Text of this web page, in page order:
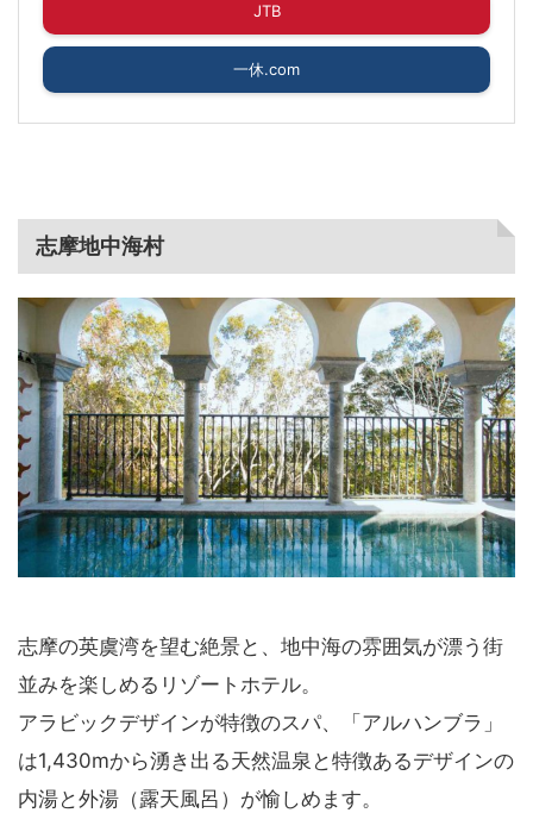
JTB
一休.com
志摩地中海村
志摩の英虞湾を望む絶景と、地中海の雰囲気が漂う街
並みを楽しめるリゾートホテル。
アラビックデザインが特徴のスパ、「アルハンブラ」
は1,430mから湧き出る天然温泉と特徴あるデザインの
内湯と外湯（露天風呂）が愉しめます。